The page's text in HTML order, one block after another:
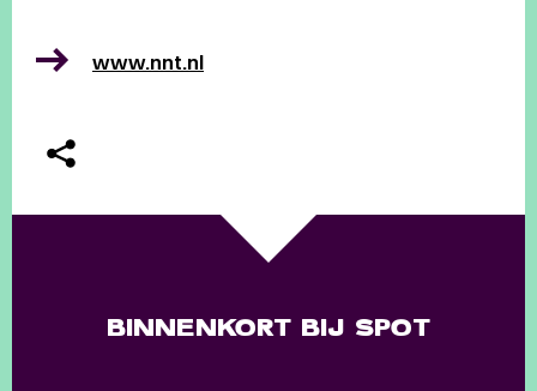
www.nnt.nl
BINNENKORT BIJ SPOT